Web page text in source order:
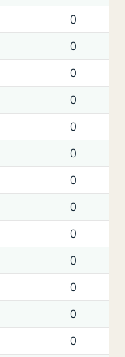
0
0
0
0
0
0
0
0
0
0
0
0
0